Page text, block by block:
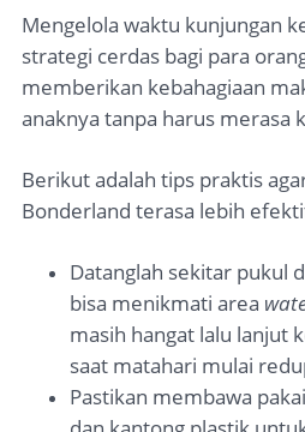
Mengelola waktu kunjungan
strategi cerdas bagi para
memberikan kebahagiaan
anaknya tanpa harus merasa
Berikut adalah tips praktis
Bonderland terasa lebih
Datanglah sekitar pukul
bisa menikmati area
masih hangat lalu lanjut
saat matahari mulai
Pastikan membawa